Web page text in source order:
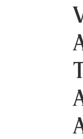
LUNI 10 AUG,